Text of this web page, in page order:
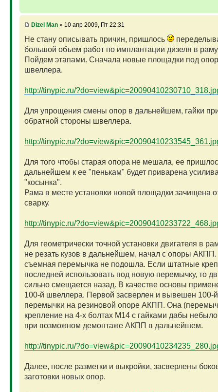
Dizel Man» 10 апр 2009, Пт 22:31
Не стану описывать причин, пришлось
большой объем работ по имплантации дизеля в
Пойдем этапами. Сначала новые площадки под
швеллера.
http://tinypic.ru/
Для упрощения смены опор в дальнейшем, гайки
обратной стороны швеллера.
http://tinypic.ru/
Для того чтобы старая опора не мешала, ее
дальнейшем к ее "пенькам" будет приварена
"косынка".
Рама в месте установки новой площадки зачищена
сварку.
http://tinypic.ru/
Для геометрически точной установки двигателя в
не резать кузов в дальнейшем, начал с опоры
съемная перемычка не подошла. Если штатные
последней использовать под новую перемычку, то
сильно смещается назад. В качестве основы
100-й швеллера. Первой засверлен и вывешен 100-
перемычки на резиновой опоре АКПП. Она
крепление на 4-х болтах М14 с гайками дабы
при возможном демонтаже АКПП в дальнейшем.
http://tinypic.ru/
Далее, после разметки и выкройки, засверлены
заготовки новых опор.